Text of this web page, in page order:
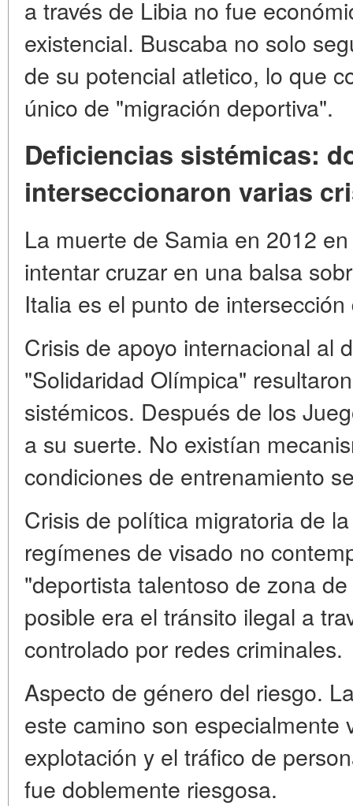
a través de Libia no fue
existencial. Buscaba no solo
de su potencial atletico, lo que
único de "migración deportiva".
Deficiencias sistémicas:
interseccionaron varias
La muerte de Samia en 2012
intentar cruzar en una balsa
Italia es el punto de
Crisis de apoyo internacional al
"Solidaridad Olímpica"
sistémicos. Después de los
a su suerte. No existían
condiciones de entrenamiento
Crisis de política migratoria de
regímenes de visado no
"deportista talentoso de zona
posible era el tránsito ilegal a
controlado por redes criminales.
Aspecto de género del riesgo.
este camino son especialmente
explotación y el tráfico de
fue doblemente riesgosa.